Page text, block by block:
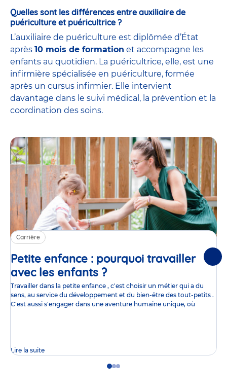
Quelles sont les différences entre auxiliaire de
puériculture et puéricultrice ?
L’auxiliaire de puériculture est diplômée d’État
après 10 mois de formation et accompagne les
enfants au quotidien. La puéricultrice, elle, est une
infirmière spécialisée en puériculture, formée
après un cursus infirmier. Elle intervient
davantage dans le suivi médical, la prévention et la
coordination des soins.
Carrière
Petite enfance : pourquoi travailler
avec les enfants ?Article
Travailler dans la petite enfance , c'est choisir un métier qui a du
sens, au service du développement et du bien-être des tout-petits .
C'est aussi s'engager dans une aventure humaine unique, où
Lire la suite
GoGoGo